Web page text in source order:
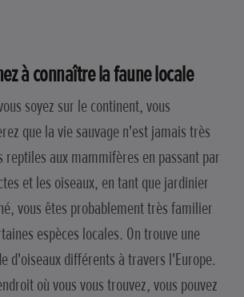
à connaître la faune locale
soyez sur le continent, vous
que la vie sauvage n'est jamais très
reptiles aux mammifères en passant par
et les oiseaux, en tant que jardinier
vous êtes probablement très familier
espèces locales. On trouve une
d'oiseaux différents à travers l'Europe.
où vous vous trouvez, vous pouvez